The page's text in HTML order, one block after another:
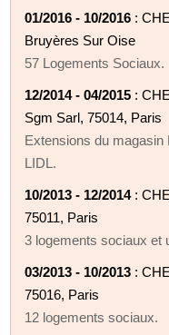
01/2016 - 10/2016 :
Bruyères Sur Oise
57 Logements Sociaux.
12/2014 - 04/2015 :
Sgm Sarl, 75014, Paris
Extensions du magasin
LIDL.
10/2013 - 12/2014:
75011, Paris
3 logements sociaux et
03/2013 - 10/2013 :
75016, Paris
12 logements sociaux.